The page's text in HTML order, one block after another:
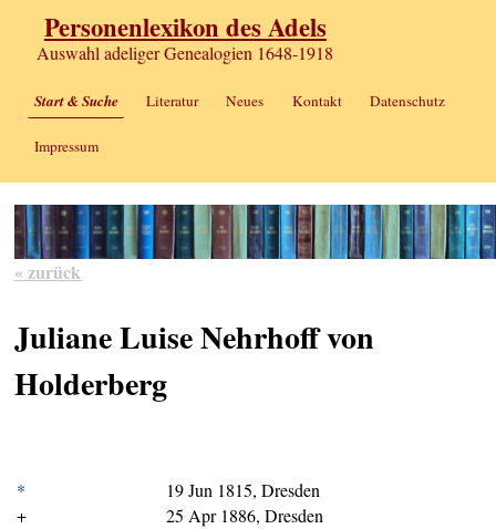
Personenlexikon des Adels
Auswahl adeliger Genealogien 1648-1918
Start & Suche Literatur Neues Kontakt Datenschutz
Impressum
« zurück
Juliane Luise Nehrhoff von
Holderberg
*
19 Jun 1815, Dresden
+
25 Apr 1886, Dresden